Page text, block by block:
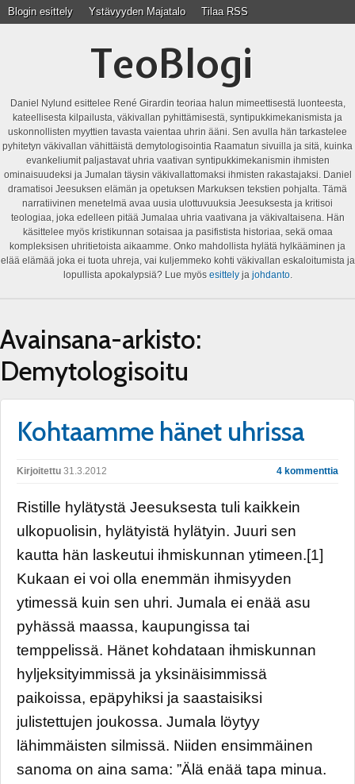
Blogin esittely Ystävyyden Majatalo Tilaa RSS
TeoBlogi
Daniel Nylund esittelee René Girardin teoriaa halun mimeettisestä luonteesta,
kateellisesta kilpailusta, väkivallan pyhittämisestä, syntipukkimekanismista ja
uskonnollisten myyttien tavasta vaientaa uhrin ääni. Sen avulla hän tarkastelee
pyhitetyn väkivallan vähittäistä demytologisointia Raamatun sivuilla ja sitä, kuinka
evankeliumit paljastavat uhria vaativan syntipukkimekanismin ihmisten
ominaisuudeksi ja Jumalan täysin väkivallattomaksi ihmisten rakastajaksi. Daniel
dramatisoi Jeesuksen elämän ja opetuksen Markuksen tekstien pohjalta. Tämä
narratiivinen menetelmä avaa uusia ulottuvuuksia Jeesuksesta ja kritisoi
teologiaa, joka edelleen pitää Jumalaa uhria vaativana ja väkivaltaisena. Hän
käsittelee myös kristikunnan sotaisaa ja pasifistista historiaa, sekä omaa
kompleksisen uhritietoista aikaamme. Onko mahdollista hylätä hylkääminen ja
elää elämää joka ei tuota uhreja, vai kuljemmeko kohti väkivallan eskaloitumista ja
lopullista apokalypsiä? Lue myös esittelyja johdanto.
Avainsana-arkisto:
Demytologisoitu
Kohtaamme hänet uhrissa
Kirjoitettu 31.3.2012 4 kommenttia
Ristille hylätystä Jeesuksesta tuli kaikkein
ulkopuolisin, hylätyistä hylätyin. Juuri sen
kautta hän laskeutui ihmiskunnan ytimeen.[1]
Kukaan ei voi olla enemmän ihmisyyden
ytimessä kuin sen uhri. Jumala ei enää asu
pyhässä maassa, kaupungissa tai
temppelissä. Hänet kohdataan ihmiskunnan
hyljeksityimmissä ja yksinäisimmissä
paikoissa, epäpyhiksi ja saastaisiksi
julistettujen joukossa. Jumala löytyy
lähimmäisten silmissä. Niiden ensimmäinen
sanoma on aina sama: ”Älä enää tapa minua.